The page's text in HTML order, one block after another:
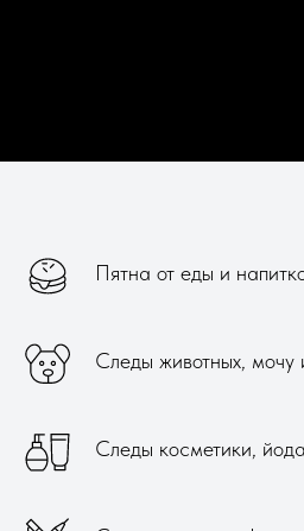
Пятна от еды и
Следы животных, мочу
Следы косметики,